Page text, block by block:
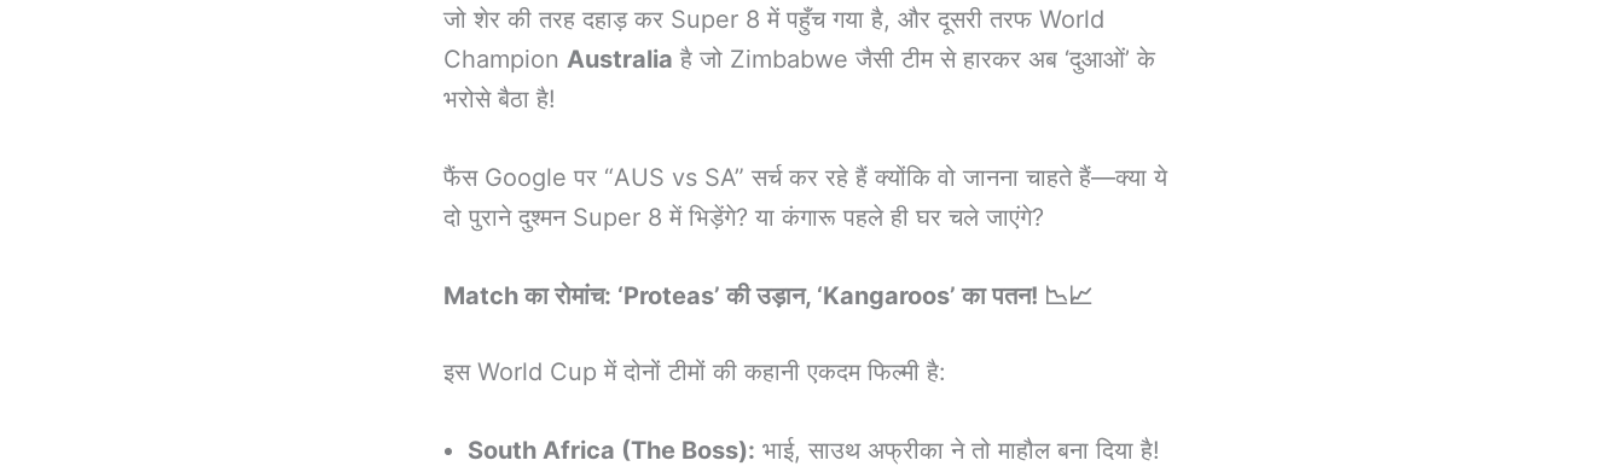
जो शेर की तरह दहाड़ कर Super 8 में पहुँच गया है, और दूसरी तरफ World
Champion Australia है जो Zimbabwe जैसी टीम से हारकर अब ‘दुआओं’ के
भरोसे बैठा है!
फैंस Google पर “AUS vs SA” सर्च कर रहे हैं क्योंकि वो जानना चाहते हैं—क्या ये
दो पुराने दुश्मन Super 8 में भिड़ेंगे? या कंगारू पहले ही घर चले जाएंगे?
Match का रोमांच: ‘Proteas’ की उड़ान, ‘Kangaroos’ का पतन! 📉📈
इस World Cup में दोनों टीमों की कहानी एकदम फिल्मी है:
South Africa (The Boss): भाई, साउथ अफ्रीका ने तो माहौल बना दिया है!